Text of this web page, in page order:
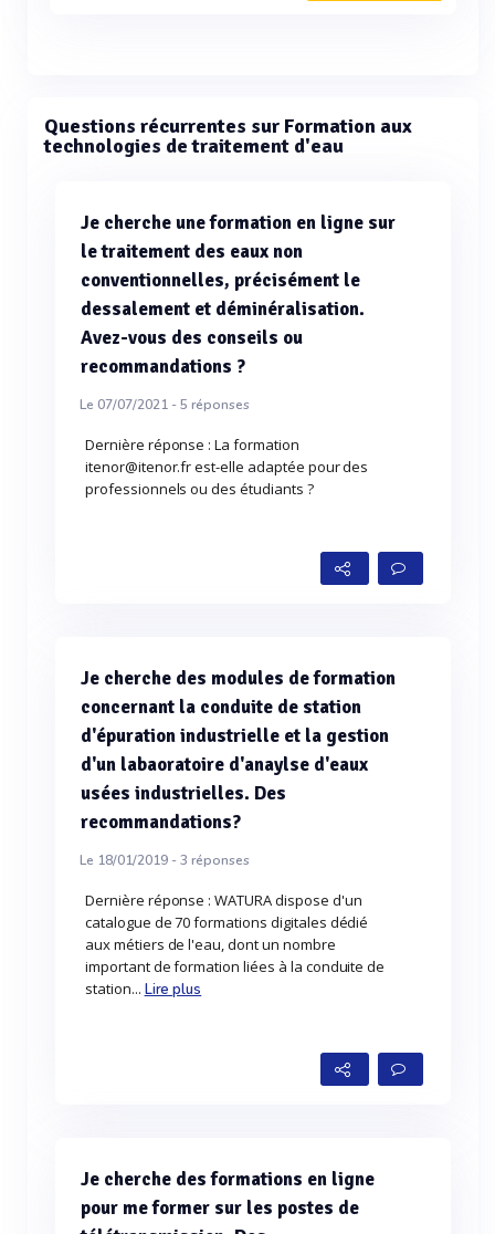
Questions récurrentes sur Formation aux
technologies de traitement d'eau
Je cherche une formation en ligne sur
le traitement des eaux non
conventionnelles, précisément le
dessalement et déminéralisation.
Avez-vous des conseils ou
recommandations ?
Le 07/07/2021 -5 réponses
Dernière réponse : La formation
itenor@itenor.fr est-elle adaptée pour des
professionnels ou des étudiants ?
Je cherche des modules de formation
concernant la conduite de station
d'épuration industrielle et la gestion
d'un labaoratoire d'anaylse d'eaux
usées industrielles. Des
recommandations?
Le 18/01/2019 -3 réponses
Dernière réponse : WATURA dispose d'un
catalogue de 70 formations digitales dédié
aux métiers de l'eau, dont un nombre
important de formation liées à la conduite de
station... Lire plus
Je cherche des formations en ligne
pour me former sur les postes de